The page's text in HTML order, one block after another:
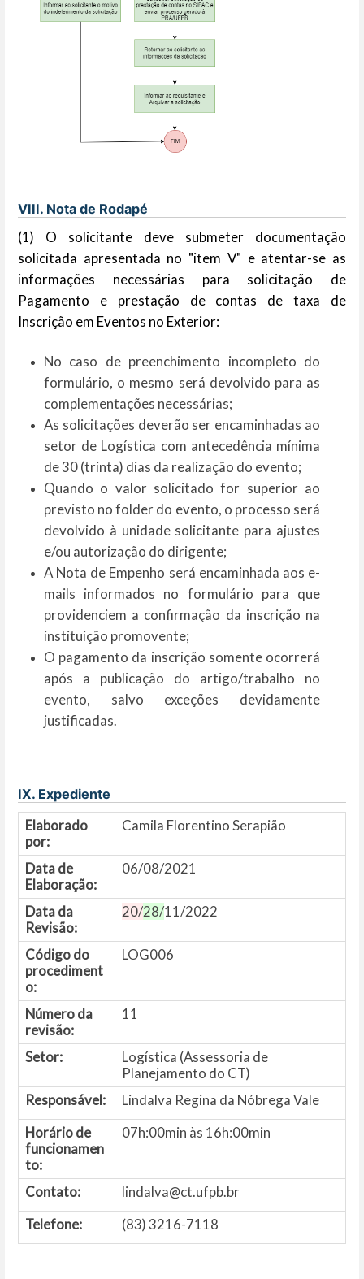
VIII. Nota de Rodapé
(1) O solicitante deve submeter documentação
solicitada apresentada no "item V" e atentar-se as
informações necessárias para solicitação de
Pagamento e prestação de contas de taxa de
Inscrição em Eventos no Exterior:
No caso de preenchimento incompleto do
formulário, o mesmo será devolvido para as
complementações necessárias;
As solicitações deverão ser encaminhadas ao
setor de Logística com antecedência mínima
de 30 (trinta) dias da realização do evento;
Quando o valor solicitado for superior ao
previsto no folder do evento, o processo será
devolvido à unidade solicitante para ajustes
e/ou autorização do dirigente;
A Nota de Empenho será encaminhada aos e-
mails informados no formulário para que
providenciem a confirmação da inscrição na
instituição promovente;
O pagamento da inscrição somente ocorrerá
após a publicação do artigo/trabalho no
evento, salvo exceções devidamente
justificadas.
IX. Expediente
Elaborado
por:
Camila Florentino Serapião
Data de
Elaboração:
06/08/2021
Data da
Revisão:
20/28/11/2022
Código do
procediment
o:
LOG006
Número da
revisão:
11
Setor:
Logística (Assessoria de
Planejamento do CT)
Responsável:
Lindalva Regina da Nóbrega Vale
Horário de
funcionamen
to:
07h:00min às 16h:00min
Contato:
lindalva@ct.ufpb.br
Telefone:
(83) 3216-7118